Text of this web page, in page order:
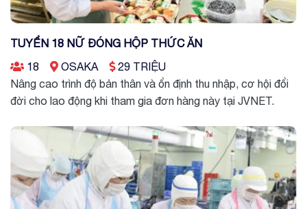
TUYỂN 18 NỮ ĐÓNG HỘP THỨC ĂN
18
OSAKA
29 TRIỆU
Nâng cao trình độ bản thân và ổn định thu nhập, cơ hội đổi
đời cho lao động khi tham gia đơn hàng này tại JVNET.